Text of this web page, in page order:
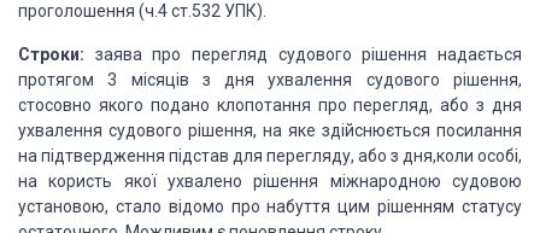
проголошення (ч.4 ст.532 УПК).
Строки: заява про перегляд судового рішення надається
протягом 3 місяців з дня ухвалення судового рішення,
стосовно якого подано клопотання про перегляд, або з дня
ухвалення судового рішення, на яке здійснюється посилання
на підтвердження підстав для перегляду, або з дня,коли особі,
на користь якої ухвалено рішення міжнародною судовою
установою, стало відомо про набуття цим рішенням статусу